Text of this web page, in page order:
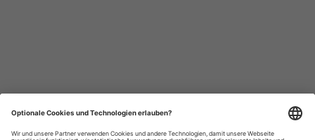
Datenschutzhinweise